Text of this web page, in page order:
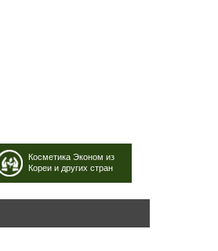
Косметика Эконом из
Кореи и других стран